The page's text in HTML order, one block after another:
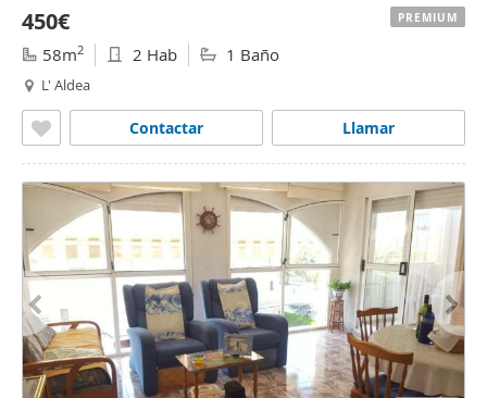
450€
58m2 2 Hab 1 Baño
L' Aldea
Llamar
Contactar
PREMIUM